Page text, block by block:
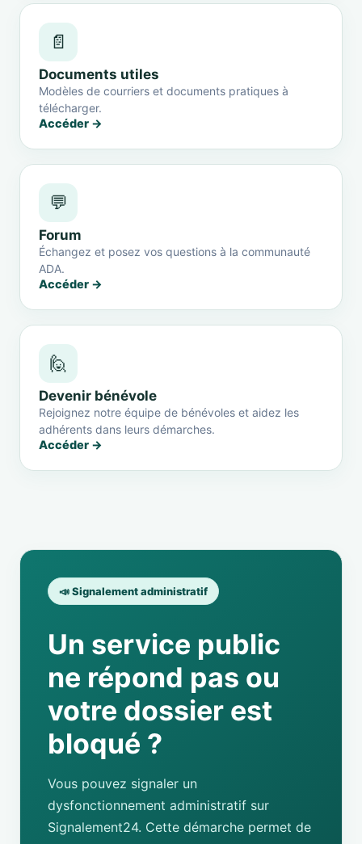
📄
Documents utiles
Modèles de courriers et documents pratiques à
télécharger.
Accéder →
💬
Forum
Échangez et posez vos questions à la communauté
ADA.
Accéder →
🙋
Devenir bénévole
Rejoignez notre équipe de bénévoles et aidez les
adhérents dans leurs démarches.
Accéder →
📣 Signalement administratif
Un service public
ne répond pas ou
votre dossier est
bloqué ?
Vous pouvez signaler un
dysfonctionnement administratif sur
Signalement24. Cette démarche permet de